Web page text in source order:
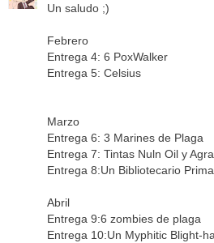
Un saludo ;)
Febrero
Entrega 4: 6 PoxWalker
Entrega 5: Celsius
Marzo
Entrega 6: 3 Marines de Plaga
Entrega 7: Tintas Nuln Oil y
Entrega 8:Un Bibliotecario
Abril
Entrega 9:6 zombies de plaga
Entrega 10:Un Myphitic Blight-